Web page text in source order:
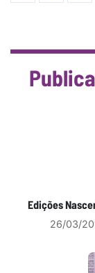
Edições
26/03/